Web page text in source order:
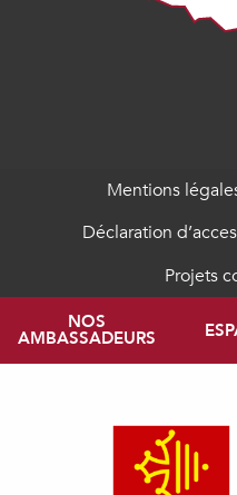
Mentions
Déclaration
Projets
NOS
AMBASSADEURS